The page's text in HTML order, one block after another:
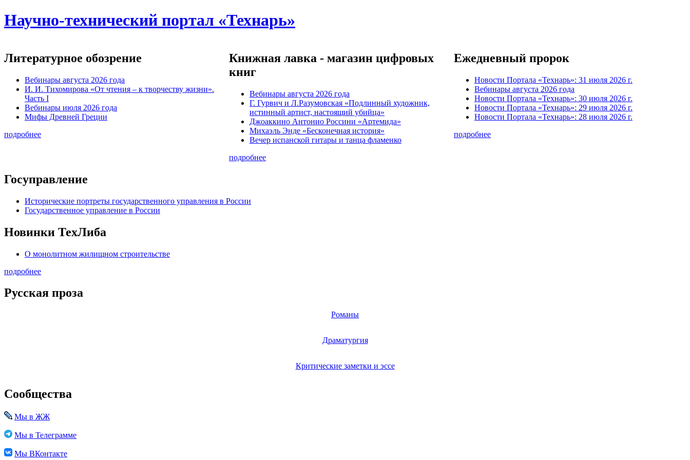
Научно-технический портал «Технарь»
Литературное обозрение
Вебинары августа 2026 года
И. И. Тихомирова «От чтения – к творчеству жизни».
Часть I
Вебинары июля 2026 года
Мифы Древней Греции
подробнее
Книжная лавка - магазин цифровых
книг
Вебинары августа 2026 года
Г. Гурвич и Л.Разумовская «Подлинный художник,
истинный артист, настоящий убийца»
Джоаккино Антонио Россини «Артемида»
Михаэль Энде «Бесконечная история»
Вечер испанской гитары и танца фламенко
подробнее
Ежедневный пророк
Новости Портала «Технарь»: 31 июля 2026 г.
Вебинары августа 2026 года
Новости Портала «Технарь»: 30 июля 2026 г.
Новости Портала «Технарь»: 29 июля 2026 г.
Новости Портала «Технарь»: 28 июля 2026 г.
подробнее
Госуправление
Исторические портреты государственного управления в России
Государственное управление в России
Новинки ТехЛиба
О монолитном жилищном строительстве
подробнее
Русская проза
Романы
Драматургия
Критические заметки и эссе
Сообщества
Мы в ЖЖ
Мы в Телеграмме
Мы ВКонтакте